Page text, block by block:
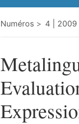
Numéros 4 | 2009